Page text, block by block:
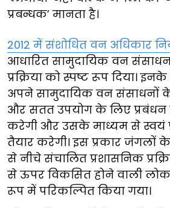
प्रबन्धक’ मानता है।
2012 में संशोधित वन अधिकार
आधारित सामुदायिक वन
प्रक्रिया को स्पष्ट रूप दिया।
अपने सामुदायिक वन संसाधनों
और सतत उपयोग के लिए प्रबंधन
करेगी और उसके माध्यम से स्वयं
तैयार करेगी। इस प्रकार जंगलों
से नीचे संचालित प्रशासनिक
से ऊपर विकसित होने वाली
रूप में परिकल्पित किया गया।